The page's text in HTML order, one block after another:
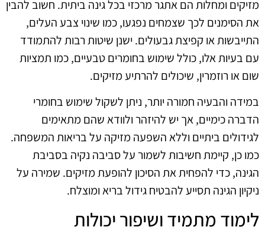
מזיקים ומחלות הם אתגר מרכזי בכל גינה ביתית. חשוב להבין
את הסימנים לכך שצמחים נפגעו, כמו שינוי צבע העלים,
התייבשות או קפיצת גבעולים. ישנן שיטות רבות להתמודד
עם בעיות אלו, כולל שימוש בחומרים טבעיים, כמו תמציות
שום או רוזמרין, שיכולים להרתיע מזיקים.
במידה והבעיה חמורה יותר, ניתן לשקול שימוש בחומרי
הדברה כימיים, אך יש להיזהר ולוודא שהם מתאימים
לגידולים ביתיים וללא השפעה מזיקה על בריאות המשפחה.
כמו כן, קיימת חשיבות לשמור על סביבה נקיה בסביבת
הגינה, כדי להפחית את הסיכון להופעת מזיקים. שמירה על
ניקיון הגינה תסייע להבטיח גידול בריא ומוצלח.
לימוד מתמיד ושיפור יכולות